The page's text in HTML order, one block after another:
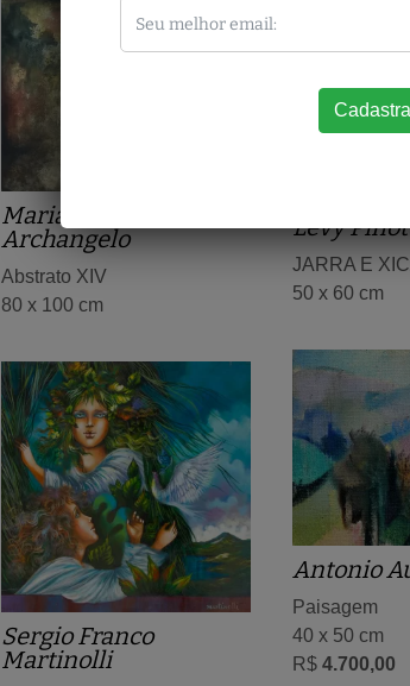
Maria Isabel
Archangelo
Abstrato XIV
80 x 100 cm
Levy
JARRA E
50 x 60 cm
Antonio
Paisagem
40 x 50 cm
R$ 4.700,00
Sergio Franco
Martinolli